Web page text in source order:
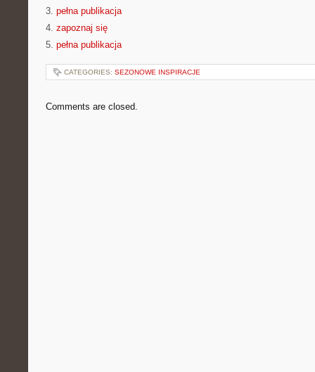
3. pełna publikacja
4. zapoznaj się
5. pełna publikacja
CATEGORIES: SEZONOWE INSPIRACJE
Comments are closed.